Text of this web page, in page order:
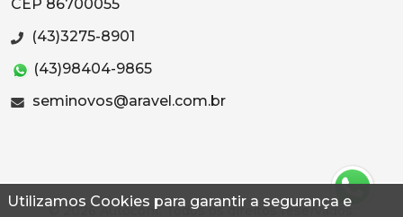
Utilizamos Cookies para garantir a segurança e
CEP 86700055
(43)3275-8901
(43)98404-9865
seminovos@aravel.com.br
© 2026 Autoconf. Todos os direitos reservados.